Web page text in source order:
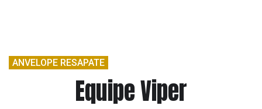
ANVELOPE RESAPATE
Equipe Viper